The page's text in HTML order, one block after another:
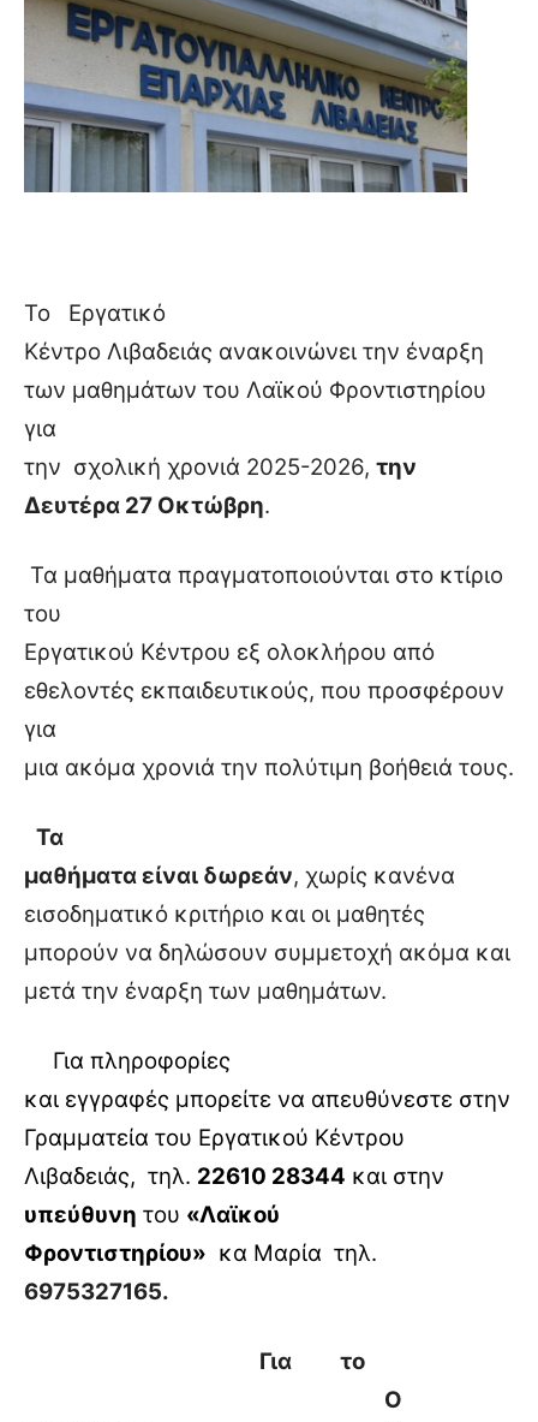
Το
Εργατικό
Κέντρο Λιβαδειάς ανακοινώνει την έναρξη
των μαθημάτων του Λαϊκού Φροντιστηρίου
για
την σχολική χρονιά 2025-2026, την
Δευτέρα 27 Οκτώβρη.
Τα μαθήματα πραγματοποιούνται στο κτίριο
του
Εργατικού Κέντρου εξ ολοκλήρου από
εθελοντές εκπαιδευτικούς, που προσφέρουν
για
μια ακόμα χρονιά την πολύτιμη βοήθειά τους.
Τα
μαθήματα είναι δωρεάν, χωρίς κανένα
εισοδηματικό κριτήριο και οι μαθητές
μπορούν να δηλώσουν συμμετοχή ακόμα και
μετά την έναρξη των μαθημάτων.
Για πληροφορίες
και εγγραφές μπορείτε να απευθύνεστε στην
Γραμματεία του Εργατικού Κέντρου
Λιβαδειάς, τηλ. 22610 28344 και στην
υπεύθυνη του «Λαϊκού
Φροντιστηρίου» κα Μαρία τηλ.
6975327165.
Για το
Ο